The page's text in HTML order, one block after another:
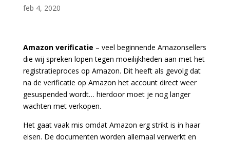
feb 4, 2020
Amazon verificatie – veel beginnende Amazonsellers
die wij spreken lopen tegen moeilijkheden aan met het
registratieproces op Amazon. Dit heeft als gevolg dat
na de verificatie op Amazon het account direct weer
gesuspended wordt… hierdoor moet je nog langer
wachten met verkopen.
Het gaat vaak mis omdat Amazon erg strikt is in haar
eisen. De documenten worden allemaal verwerkt en